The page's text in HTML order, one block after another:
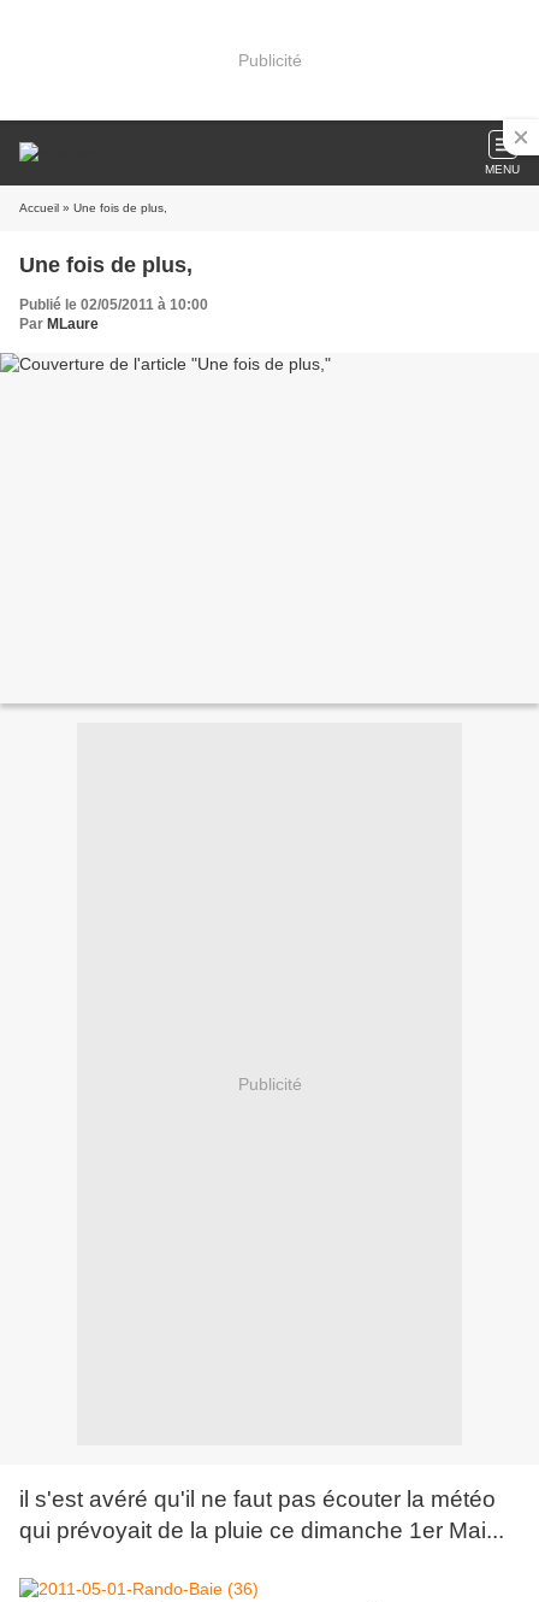
Publicité
MENU
Accueil » Une fois de plus,
Une fois de plus,
Publié le 02/05/2011 à 10:00
Par MLaure
Publicité
il s'est avéré qu'il ne faut pas écouter la météo
qui prévoyait de la pluie ce dimanche 1er Mai...